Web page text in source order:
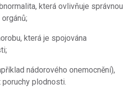
která ovlivňuje správnou
která je spojována
nádorového onemocnění),
plodnosti.